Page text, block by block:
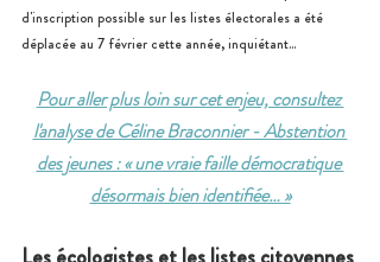
d'inscription possible sur les listes électorales a été
déplacée au 7 février cette année, inquiétant...
Pour aller plus loin sur cet enjeu, consultez
l'analyse de Céline Braconnier - Abstention
des jeunes : « une vraie faille démocratique
désormais bien identifiée… »